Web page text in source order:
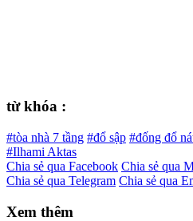
từ khóa :
#tòa nhà 7 tầng #đổ sập #đống đổ
#Ilhami Aktas
Chia sẻ qua Facebook Chia sẻ qua
Chia sẻ qua Telegram Chia sẻ qua
Xem thêm